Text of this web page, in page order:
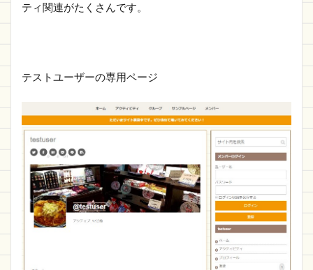
ティ関連がたくさんです。
テストユーザーの専用ページ